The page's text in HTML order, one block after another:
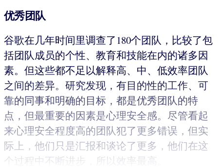
优秀团队
谷歌在几年时间里调查了180个团队，比较了包
括团队成员的个性、教育和技能在内的诸多因
素。但这些都不足以解释高、中、低效率团队
之间的差异。研究发现，有目的性的工作、可
靠的同事和明确的目标，都是优秀团队的特
点，但最重要的因素是心理安全感。尽管看起
来心理安全程度高的团队犯了更多错误，但实
际上，他们只是汇报和谈论了更多，他们在这
个过程中不断进步，所以效率最高。